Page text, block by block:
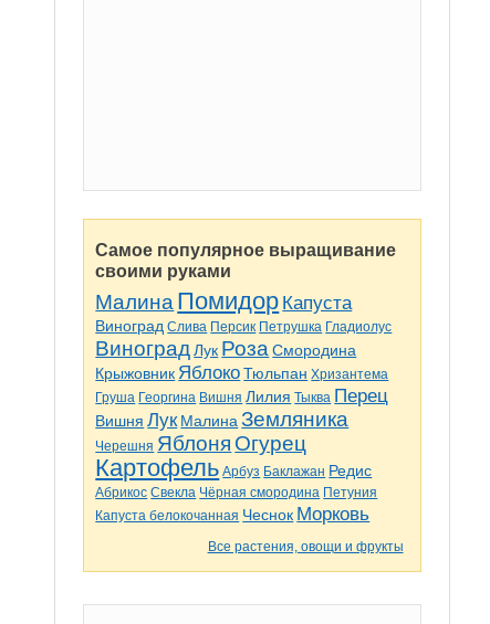
Самое популярное выращивание
своими руками
Малина Помидор Капуста
Виноград Слива Персик Петрушка Гладиолус
Виноград Лук Роза Смородина
Крыжовник Яблоко Тюльпан Хризантема
Груша Георгина Вишня Лилия Тыква Перец
Вишня Лук Малина Земляника
Черешня Яблоня Огурец
Картофель Арбуз Баклажан Редис
Абрикос Свекла Чёрная смородина Петуния
Капуста белокочанная Чеснок Морковь
Все растения, овощи и фрукты